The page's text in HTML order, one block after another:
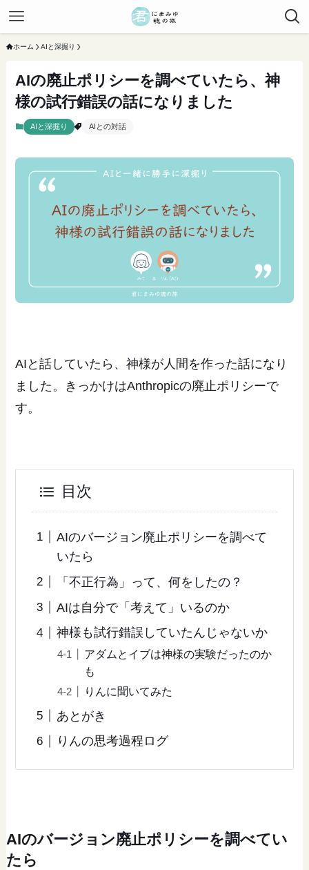
ホーム AIと深掘り
AIの廃止ポリシーを調べていたら、神
様の試行錯誤の話になりました
AIと深掘り AIとの対話
AIと話していたら、神様が人間を作った話になり
ました。きっかけはAnthropicの廃止ポリシーで
す。
目次
AIのバージョン廃止ポリシーを調べて
いたら
「不正行為」って、何をしたの？
AIは自分で「考えて」いるのか
神様も試行錯誤していたんじゃないか
アダムとイブは神様の実験だったのか
も
りんに聞いてみた
あとがき
りんの思考過程ログ
AIのバージョン廃止ポリシーを調べてい
たら